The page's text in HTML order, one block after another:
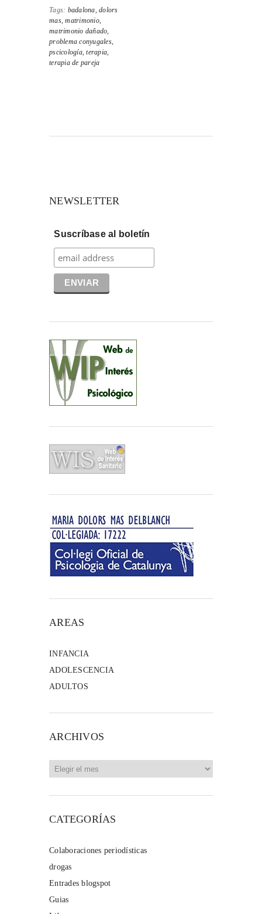
Tags: badalona, dolors
mas, matrimonio,
matrimonio dañado,
problema conyugales,
pscicología, terapia,
terapia de pareja
NEWSLETTER
Suscríbase al boletín
AREAS
INFANCIA
ADOLESCENCIA
ADULTOS
ARCHIVOS
CATEGORÍAS
Colaboraciones periodísticas
drogas
Entrades blogspot
Guias